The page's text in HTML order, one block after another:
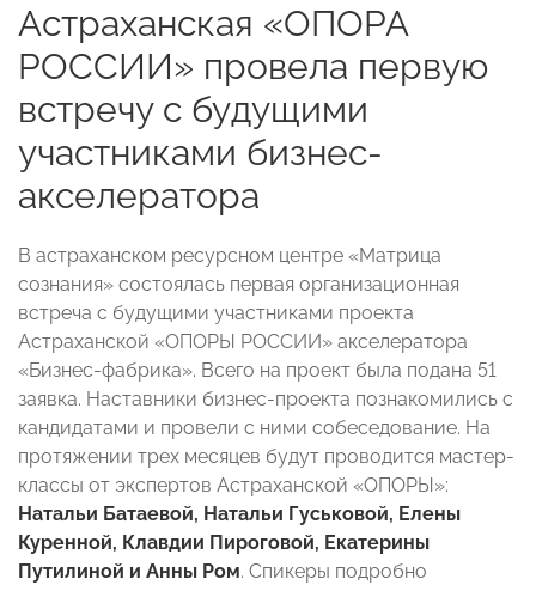
Астраханская «ОПОРА
РОССИИ» провела первую
встречу с будущими
участниками бизнес-
акселератора
В астраханском ресурсном центре «Матрица
сознания» состоялась первая организационная
встреча с будущими участниками проекта
Астраханской «ОПОРЫ РОССИИ» акселератора
«Бизнес-фабрика». Всего на проект была подана 51
заявка. Наставники бизнес-проекта познакомились с
кандидатами и провели с ними собеседование. На
протяжении трех месяцев будут проводится мастер-
классы от экспертов Астраханской «ОПОРЫ»:
Натальи Батаевой, Натальи Гуськовой, Елены
Куренной, Клавдии Пироговой, Екатерины
Путилиной и Анны Ром. Спикеры подробно